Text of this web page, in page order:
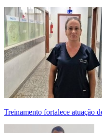
Treinamento fortalece atuação